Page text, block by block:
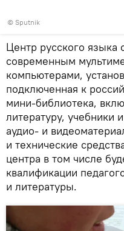
© Sputnik
Центр русского
современным
компьютерами,
подключенная к
мини-библиотека,
литературу, учебники
аудио- и
и технические
центра в том числе
квалификации
и литературы.